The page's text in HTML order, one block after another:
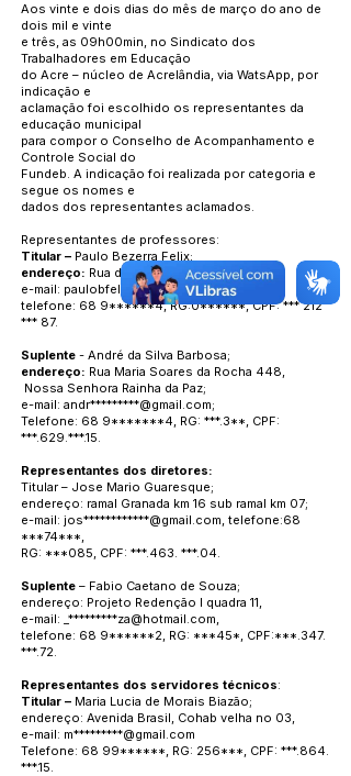
Aos vinte e dois dias do mês de março do ano de
dois mil e vinte
e três, as 09h00min, no Sindicato dos
Trabalhadores em Educação
do Acre – núcleo de Acrelândia, via WatsApp, por
indicação e
aclamação foi escolhido os representantes da
educação municipal
para compor o Conselho de Acompanhamento e
Controle Social do
Fundeb. A indicação foi realizada por categoria e
segue os nomes e
dados dos representantes aclamados.
Representantes de professores:
Titular – Paulo Bezerra Felix;
endereço: Rua dos Pioneiros 1891;
e-mail: paulobfelix@gmail.com,
telefone: 68 9******4, RG:0******, CPF: *** 212
*** 87.
Suplente - André da Silva Barbosa;
endereço: Rua Maria Soares da Rocha 448,
Nossa Senhora Rainha da Paz;
e-mail: andr*********@gmail.com;
Telefone: 68 9*******4, RG: ***.3**, CPF:
***.629.***.15.
Representantes dos diretores:
Titular – Jose Mario Guaresque;
endereço: ramal Granada km 16 sub ramal km 07;
e-mail: jos************@gmail.com, telefone:68
***74***,
RG: ***085, CPF: ***.463. ***.04.
Suplente – Fabio Caetano de Souza;
endereço: Projeto Redenção I quadra 11,
e-mail: _*********za@hotmail.com,
telefone: 68 9******2, RG: ***45*, CPF:***.347.
***.72.
Representantes dos servidores técnicos:
Titular – Maria Lucia de Morais Biazão;
endereço: Avenida Brasil, Cohab velha no 03,
e-mail: m*********@gmail.com
Telefone: 68 99******, RG: 256***, CPF: ***.864.
***.15.